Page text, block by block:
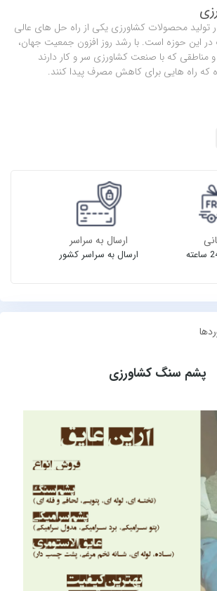
تولید محصولات کشاورزی یکی از راه حل های عالی
این حوزه است. با رشد روز افزون جمعیت جهان،
مناطقی که با صنعت کشاورزی سر و کار دارند
که راه هایی برای کاهش مصرف پیدا کنند.
ارسال به سراسر
ارسال به سراسر کشور
پشم سنگ کشاورزی